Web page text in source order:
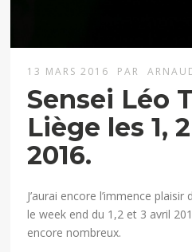
13 MARS 2016 PAR
Sensei Léo
Liège les 1,
2016.
J’aurai encore l’immence
le week end du 1,2 et 3 avril
encore nombreux.